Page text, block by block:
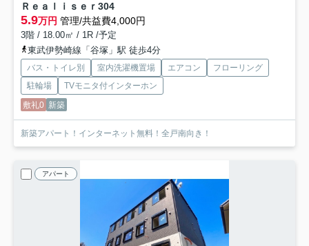
Ｒｅａｌｉｓｅｒ 304
5.9万円 管理/共益費4,000円
3階 / 18.00㎡ / 1R /予定
東武伊勢崎線「谷塚」駅 徒歩4分
バス・トイレ別 室内洗濯機置場 エアコン
フローリング
駐輪場
TVモニタ付インターホン
敷礼0 新築
新築アパート！インターネット無料！全戸南向き！
アパート